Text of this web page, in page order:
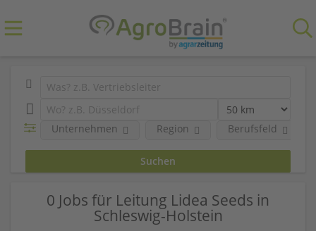
Unternehmen Region Berufsfeld
0 Jobs für Leitung Lidea Seeds in
Schleswig-Holstein